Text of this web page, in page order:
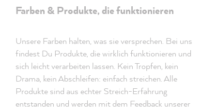
Farben & Produkte, die funktionieren
Unsere Farben halten, was sie versprechen. Bei uns
findest Du Produkte, die wirklich funktionieren und
sich leicht verarbeiten lassen. Kein Tropfen, kein
Drama, kein Abschleifen: einfach streichen. Alle
Produkte sind aus echter Streich-Erfahrung
entstanden und werden mit dem Feedback unserer